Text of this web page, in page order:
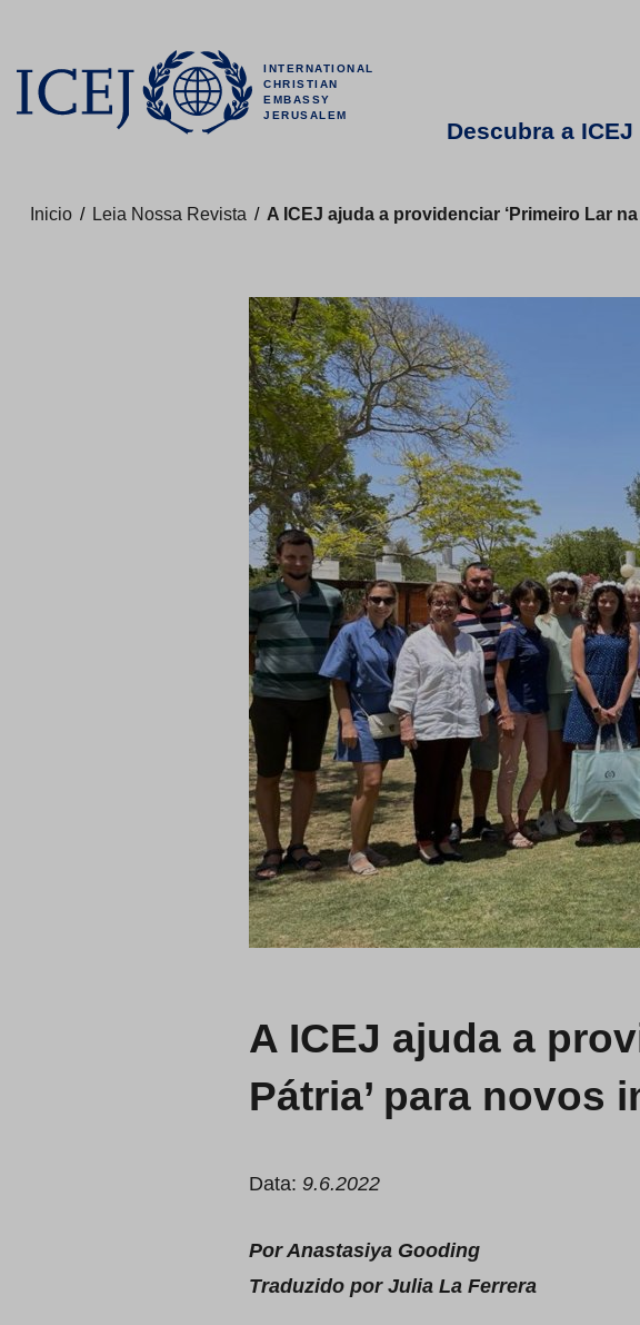
INTERNATIONAL
CHRISTIAN
EMBASSY
JERUSALEM
Descubra a ICEJ
Inicio / Leia Nossa Revista / A ICEJ ajuda a providenciar ‘Primeiro Lar
A ICEJ ajuda a
Pátria’ para novos
Data: 9.6.2022
Por Anastasiya Gooding
Traduzido por Julia La Ferrera